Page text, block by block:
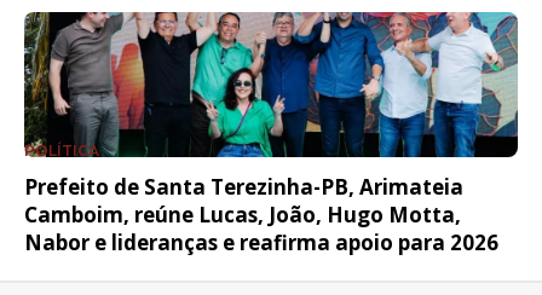
POLÍTICA
Prefeito de Santa Terezinha-PB, Arimateia
Camboim, reúne Lucas, João, Hugo Motta,
Nabor e lideranças e reafirma apoio para 2026